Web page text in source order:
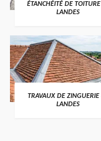
ÉTANCHÉITÉ DE
LANDES
TRAVAUX DE
LANDES